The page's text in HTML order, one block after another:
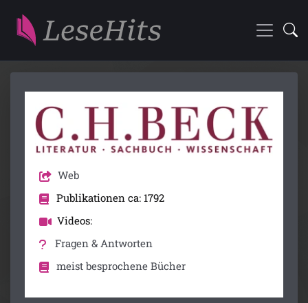
Web
Publikationen ca: 1792
Videos:
Fragen & Antworten
meist besprochene Bücher